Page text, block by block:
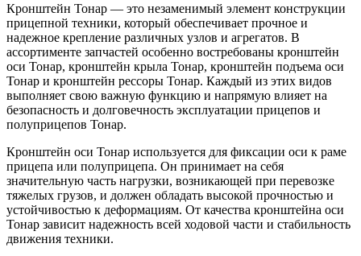
Кронштейн Тонар — это незаменимый элемент конструкции
прицепной техники, который обеспечивает прочное и
надежное крепление различных узлов и агрегатов. В
ассортименте запчастей особенно востребованы кронштейн
оси Тонар, кронштейн крыла Тонар, кронштейн подъема оси
Тонар и кронштейн рессоры Тонар. Каждый из этих видов
выполняет свою важную функцию и напрямую влияет на
безопасность и долговечность эксплуатации прицепов и
полуприцепов Тонар.
Кронштейн оси Тонар используется для фиксации оси к раме
прицепа или полуприцепа. Он принимает на себя
значительную часть нагрузки, возникающей при перевозке
тяжелых грузов, и должен обладать высокой прочностью и
устойчивостью к деформациям. От качества кронштейна оси
Тонар зависит надежность всей ходовой части и стабильность
движения техники.